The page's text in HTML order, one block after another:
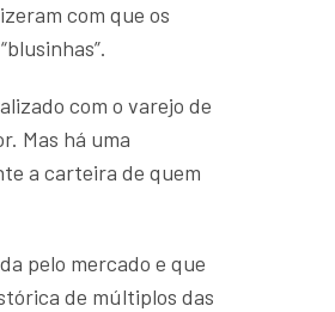
com que os
com o varejo de
Mas há uma
a carteira de quem
pelo mercado e que
de múltiplos das